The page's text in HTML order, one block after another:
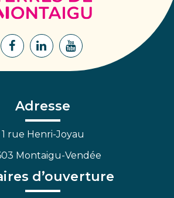
de
Montaigu
Lien
Facebook
Lien
Lien
Adresse
1 rue Henri-Joyau
Montaigu-Vendée
d’ouverture